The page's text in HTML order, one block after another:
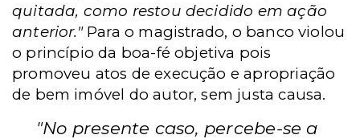
quitada, como restou decidido em ação
anterior."Para o magistrado, o banco violou
o princípio da boa-fé objetiva pois
promoveu atos de execução e apropriação
de bem imóvel do autor, sem justa causa.
"No presente caso, percebe-se a